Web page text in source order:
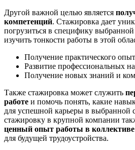
Другой важной целью является
компетенций. Стажировка дает
погрузиться в специфику
изучить тонкости работы в этой
Получение практического
Развитие профессиональных
Получение новых знаний и
Также стажировка может служить
работе и помочь понять, какие
для успешной карьеры в выбранной
стажировку в крупной компании
ценный опыт работы в коллективе
для будущей трудоустройства.